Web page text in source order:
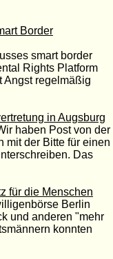
Border
smart border
Rights Platform
Angst regelmäßig
in Augsburg
haben Post von der
mit der Bitte für einen
Das
für die Menschen
Berlin
und anderen "mehr
konnten